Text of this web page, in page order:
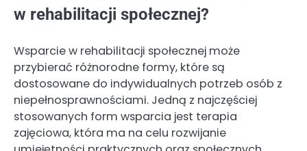
w rehabilitacji społecznej?
Wsparcie w rehabilitacji społecznej może
przybierać różnorodne formy, które są
dostosowane do indywidualnych potrzeb osób z
niepełnosprawnościami. Jedną z najczęściej
stosowanych form wsparcia jest terapia
zajęciowa, która ma na celu rozwijanie